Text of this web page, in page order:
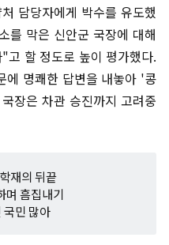
담당자에게 박수를 유도했
를 막은 신안군 국장에 대해
할 정도로 높이 평가했다.
에 명쾌한 답변을 내놓아 '콩
장은 차관 승진까지 고려중
재의 뒤끝
며 흠집내기
국민 많아